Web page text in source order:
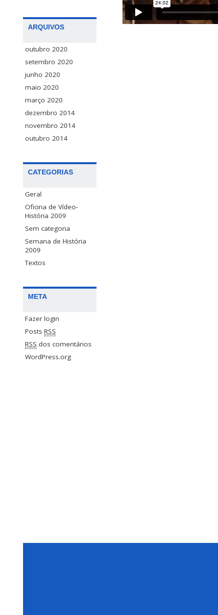
ARQUIVOS
outubro 2020
setembro 2020
junho 2020
maio 2020
março 2020
dezembro 2014
novembro 2014
outubro 2014
CATEGORIAS
Geral
Oficina de Vídeo-
História 2009
Sem categoria
Semana de História
2009
Textos
META
Fazer login
Posts RSS
RSS dos comentários
WordPress.org